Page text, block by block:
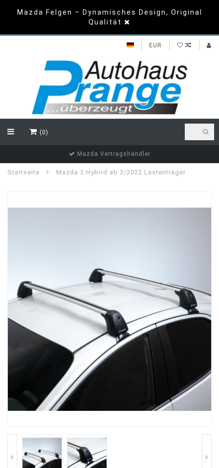
Mazda Felgen – Dynamisches Design, Original
Qualität
EUR
(0)
Mazda Vertragshändler
Startseite Mazda 2 Hybrid ab 3/2022 Lastenträger